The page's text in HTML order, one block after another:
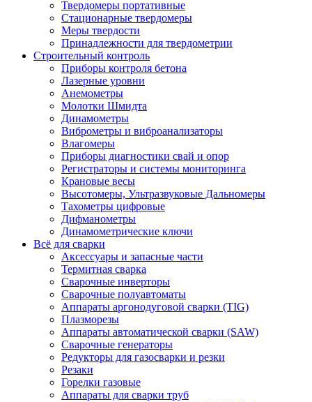
Твердомеры портативные
Стационарные твердомеры
Меры твердости
Принадлежности для твердометрии
Строительный контроль
Приборы контроля бетона
Лазерные уровни
Анемометры
Молотки Шмидта
Динамометры
Виброметры и виброанализаторы
Влагомеры
Приборы диагностики свай и опор
Регистраторы и системы мониторинга
Крановые весы
Высотомеры, Ультразвуковые Дальномеры
Тахометры цифровые
Дифманометры
Динамометрические ключи
Всё для сварки
Аксессуары и запасные части
Термитная сварка
Сварочные инверторы
Сварочные полуавтоматы
Аппараты аргонодуговой сварки (TIG)
Плазморезы
Аппараты автоматической сварки (SAW)
Сварочные генераторы
Редукторы для газосварки и резки
Резаки
Горелки газовые
Аппараты для сварки труб